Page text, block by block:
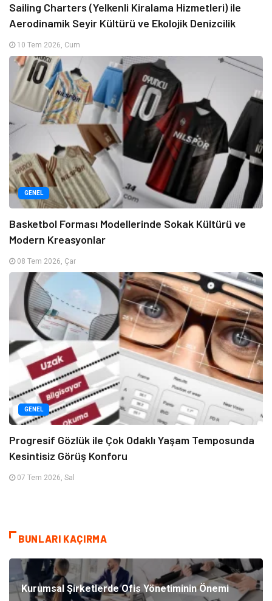
Sailing Charters (Yelkenli Kiralama Hizmetleri) ile
Aerodinamik Seyir Kültürü ve Ekolojik Denizcilik
10 Tem 2026, Cum
GENEL
Basketbol Forması Modellerinde Sokak Kültürü ve
Modern Kreasyonlar
08 Tem 2026, Çar
GENEL
Progresif Gözlük ile Çok Odaklı Yaşam Temposunda
Kesintisiz Görüş Konforu
07 Tem 2026, Sal
BUNLARI KAÇIRMA
Kurumsal Şirketlerde Ofis Yönetiminin Önemi